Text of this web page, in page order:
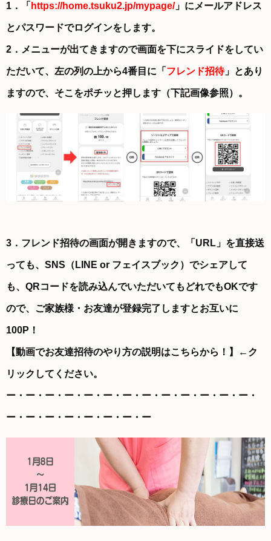
1．「 https://home.tsuku2.jp/mypage/」にメールアドレス
とパスワードでログインをします。
2．メニューが出てきますので画面を下にスライドをしてい
ただいて、左の列の上から4番目に「 フレンド招待」とあり
ますので、そこをポチッと押します（下記画像参照）。
3．フレンド招待の画面が開きますので、「URL」を直接送
っても、SNS（LINE or フェイスブック）でシェアして
も、QRコードを読み込んでいただいてもどれでもOKです
ので、ご家族様・お友達が登録完了しますとお互いに
100P！
【動画でお友達招待のやり方の説明はこちらから！ 】←ク
リックしてください。
ー・ー・ー・ー・ー・ー・ー・ー・ー・ー・ー・ー・ー・
ー・ー・ー・ー・ー・ー・ー・ー